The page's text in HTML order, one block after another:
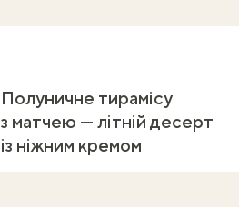
Полуничне тирамісу
з матчею — літній десерт
із ніжним кремом